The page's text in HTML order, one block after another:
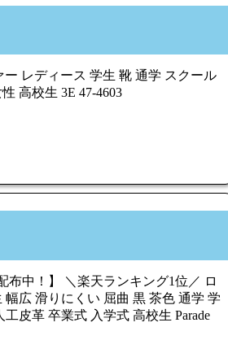
レディース 学生 靴 通学 スクール
高校生 3E 47-4603
布中！】 ＼楽天ランキング1位／ ロ
広 滑りにくい 屈曲 黒 茶色 通学 学
皮革 卒業式 入学式 高校生 Parade